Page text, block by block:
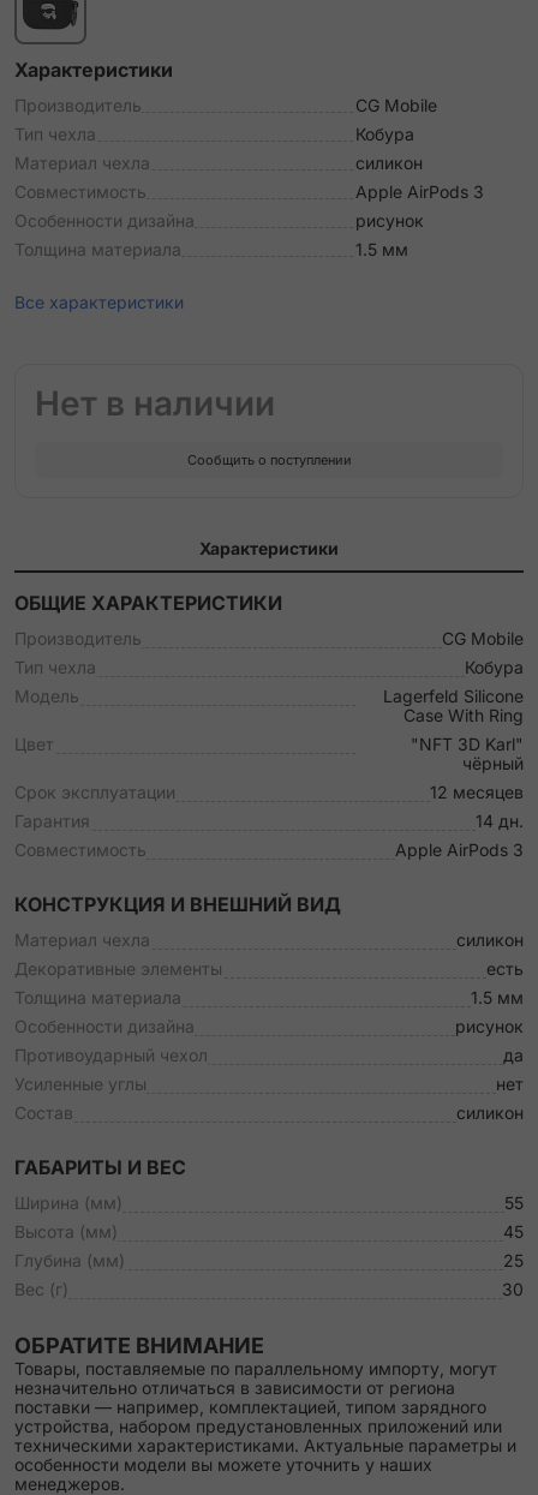
Характеристики
Производитель
CG Mobile
Тип чехла
Кобура
Материал чехла
силикон
Совместимость
Apple AirPods 3
Особенности дизайна
рисунок
Толщина материала
1.5 мм
Все характеристики
Нет в наличии
Сообщить о поступлении
Характеристики
ОБЩИЕ ХАРАКТЕРИСТИКИ
Производитель
CG Mobile
Тип чехла
Кобура
Модель
Lagerfeld Silicone
Case With Ring
Цвет
"NFT 3D Karl"
чёрный
Срок эксплуатации
12 месяцев
Гарантия
14 дн.
Совместимость
Apple AirPods 3
КОНСТРУКЦИЯ И ВНЕШНИЙ ВИД
Материал чехла
силикон
Декоративные элементы
есть
Толщина материала
1.5 мм
Особенности дизайна
рисунок
Противоударный чехол
да
Усиленные углы
нет
Состав
силикон
ГАБАРИТЫ И ВЕС
Ширина (мм)
55
Высота (мм)
45
Глубина (мм)
25
Вес (г)
30
ОБРАТИТЕ ВНИМАНИЕ
Товары, поставляемые по параллельному импорту, могут
незначительно отличаться в зависимости от региона
поставки — например, комплектацией, типом зарядного
устройства, набором предустановленных приложений или
техническими характеристиками. Актуальные параметры и
особенности модели вы можете уточнить у наших
менеджеров.